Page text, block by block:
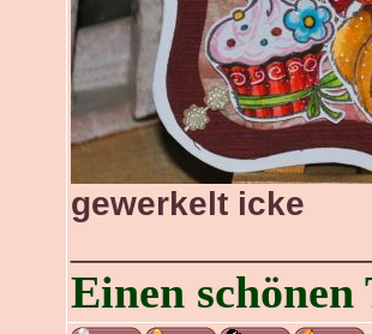
gewerkelt icke
Einen